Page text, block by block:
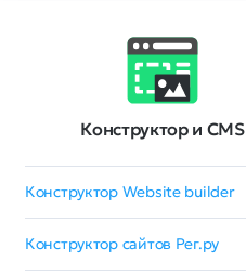
Конструктор и CMS
Конструктор Website builder
Конструктор сайтов Рег.ру